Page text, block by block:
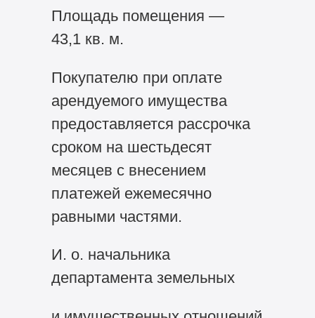
Площадь помещения —
43,1 кв. м.
Покупателю при оплате
арендуемого имущества
предоставляется рассрочка
сроком на шестьдесят
месяцев с внесением
платежей ежемесячно
равными частями.
И. о. начальника
департамента земельных